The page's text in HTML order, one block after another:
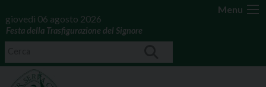
Menu
giovedì 06 agosto 2026
Festa della Trasfigurazione del Signore